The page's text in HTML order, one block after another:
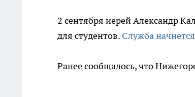
2 сентября иерей Александр
для студентов. Служба начнется
Ранее сообщалось, что